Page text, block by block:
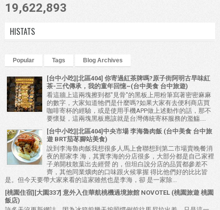
19,622,893
HISTATS
Popular Tags Blog Archives
[台中小吃][北區404] 你寄過紅茶牌嗎?原子街阿明古早味紅
茶-三代傳承，我的童年回憶~(台中美食 台中旅遊)
看這牆上這兩塊擦到都"見骨"的黑板上用粉筆寫著密密麻麻
的數字，大家知道牠們是什麼嗎?如果大家有去便利商店買
咖啡寄杯的經驗，或是使用手機APP做上述動作的話，那不
要懷疑，這兩塊黑板應該就是台灣傳統寄杯服務的濫觴....
[台中小吃][北區404]中央市場 李海魯肉飯 (台中美食 台中旅
遊 BRT茄苳腳站美食)
說到李海魯肉飯我想很多人馬上會聯想到第二市場賣晚餐消
夜的那家李 海，其實李海的分店很多，大部分都是自己家裡
子弟開枝散葉出去經營 的，但坦白說分店的品質都參差不
齊，其他同業爌肉的口味跟火候掌握 得比他們好的比比皆
是。但今天要帶大家來看的這家雖然也是李海，卻 是一家除...
[桃園住宿][大園337] 意外入住華航桃機過境旅館 NOVOTEL (桃園旅遊 桃園
飯店)